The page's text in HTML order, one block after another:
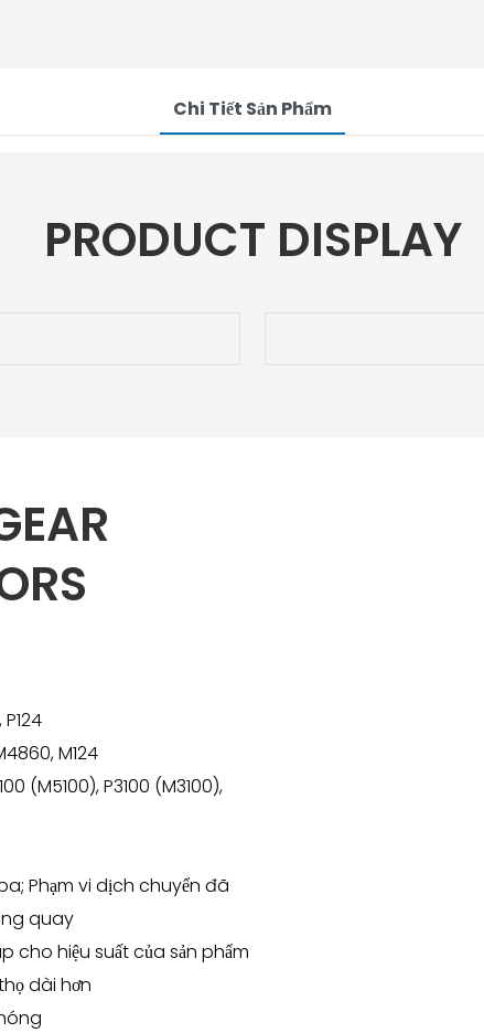
Chi Tiết Sản Phẩm
PRODUCT DISPLAY
M124
(M5100), P3100 (M3100),
Phạm vi dịch chuyển đã
quay
cho hiệu suất của sản phẩm
dài hơn